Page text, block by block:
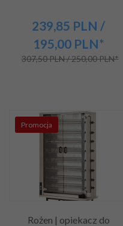
239,85 PLN /
195,00 PLN*
307,50 PLN / 250,00 PLN*
Promocja
Rożen | opiekacz do